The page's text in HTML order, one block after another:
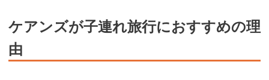
ケアンズが子連れ旅行におすすめの理
由